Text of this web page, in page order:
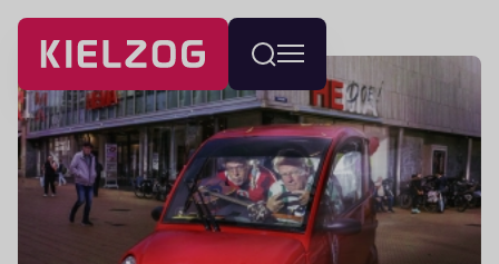
Navigatie
overslaan
Wissel
menu